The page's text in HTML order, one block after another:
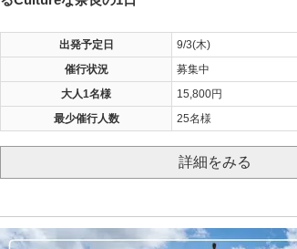
出発予定日
9/3(木)
催行状況
募集中
大人1名様
15,800円
最少催行人数
25名様
詳細をみる